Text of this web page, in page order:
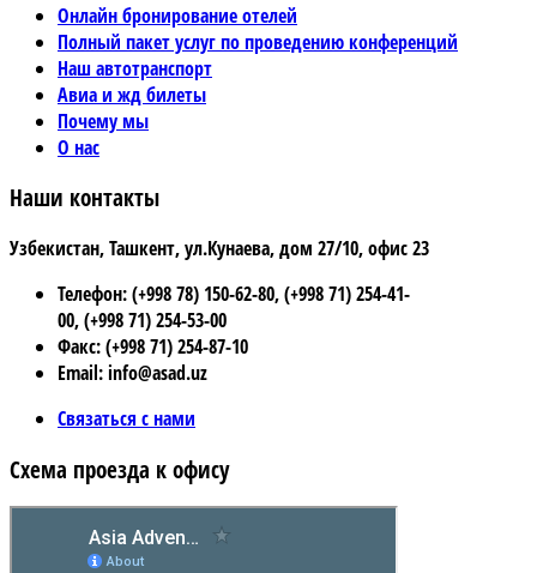
Онлайн бронирование отелей
Полный пакет услуг по проведению конференций
Наш автотранспорт
Авиа и жд билеты
Почему мы
О нас
Наши контакты
Узбекистан, Ташкент, ул.Кунаева, дом 27/10, офис 23
Телефон: (+998 78) 150-62-80, (+998 71) 254-41-
00, (+998 71) 254-53-00
Факс: (+998 71) 254-87-10
Email: info@asad.uz
Связаться с нами
Схема проезда к офису